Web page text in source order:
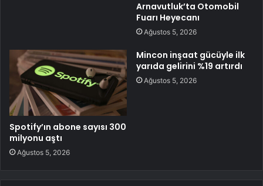
Arnavutluk’ta Otomobil
Fuarı Heyecanı
Ağustos 5, 2026
Spotify’ın abone sayısı 300
milyonu aştı
Ağustos 5, 2026
Mincon inşaat gücüyle ilk
yarıda gelirini %19 artırdı
Ağustos 5, 2026